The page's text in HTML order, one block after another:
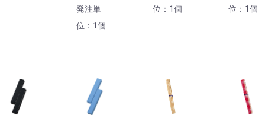
発注単
位：1個
位：1個
位：1個